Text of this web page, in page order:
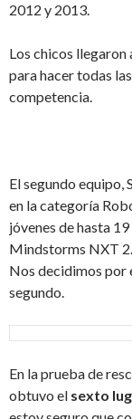
2012 y 2013.
Los chicos
para hacer todas
competencia.
El segundo equipo,
en la categoría
jóvenes de hasta
Mindstorms NXT
Nos decidimos por
segundo.
En la prueba de
obtuvo el sexto